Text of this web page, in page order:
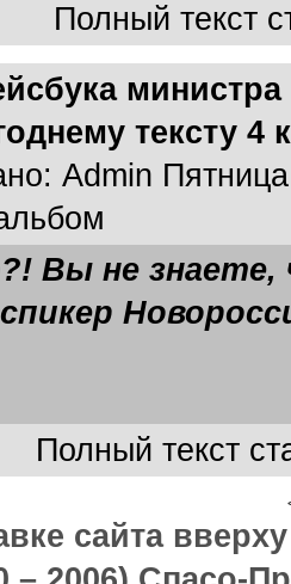
Полный текст
тексту 4
Admin
Вы не знаете,
Полный текст
сайта